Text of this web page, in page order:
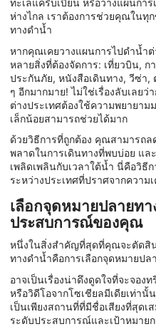
ทะเลแคริบเบียน หรือวางแผนกา
ห่างไกล เราต้องการช่วยคุณในทุ
ทางดำน้ำ
หากคุณเคยวางแผนการไปดำน้ำ
หลายสิ่งที่ต้องจัดการ: เที่ยวบิน,
ประกันภัย, หนังสือเดินทาง, วีซ่า,
ๆ อีกมากมาย! ไม่ใช่เรื่องลับเลย
ต่างประเทศต้องใช้ความพยายาม
เล็กน้อยสามารถช่วยได้มาก
ด้วยวิธีการที่ถูกต้อง คุณสามารถล
พลาดในการเดินทางที่พบบ่อย แล
เพลิดเพลินกับเวลาใต้น้ำ นี่คือวิธี
ระหว่างประเทศที่ปราศจากความ
เลือกจุดหมายปลายท
ประสบการณ์ของคุณ
หนึ่งในสิ่งสำคัญที่สุดที่คุณจะตัดสิน
ทางดำน้ำคือการเลือกจุดหมายปล
อาจเป็นเรื่องน่าดึงดูดใจที่จะจอง
หรือวิดีโอจากโซเชียลมีเดียเท่า
เป็นเพียงสถานที่ที่มีชื่อเสียงที่สุด
ระดับประสบการณ์และเป้าหมาย